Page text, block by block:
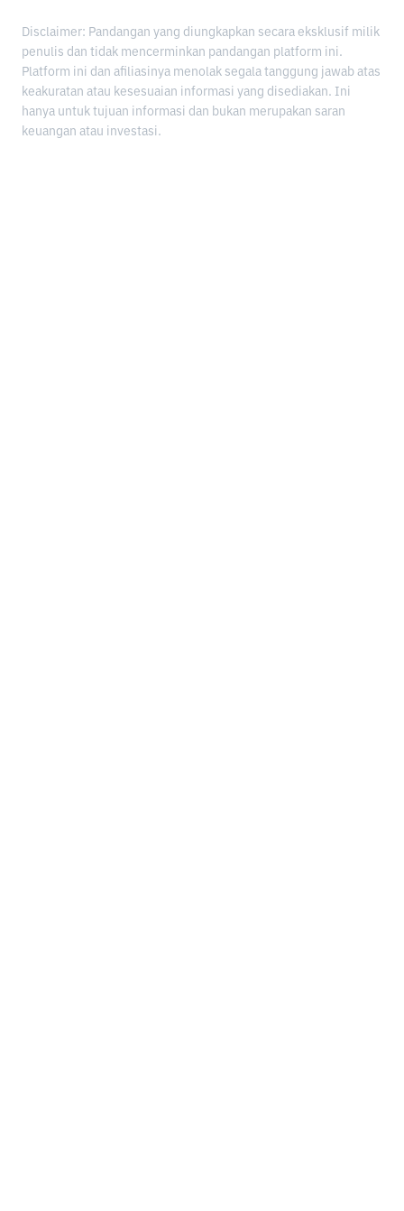
Disclaimer: Pandangan yang diungkapkan secara eksklusif milik
penulis dan tidak mencerminkan pandangan platform ini.
Platform ini dan afiliasinya menolak segala tanggung jawab atas
keakuratan atau kesesuaian informasi yang disediakan. Ini
hanya untuk tujuan informasi dan bukan merupakan saran
keuangan atau investasi.